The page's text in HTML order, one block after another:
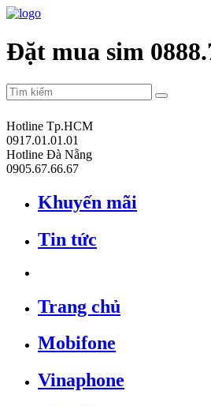
Đặt mua sim
Hotline Tp.HCM
0917.01.01.01
Hotline Đà Nẵng
0905.67.66.67
Khuyến mãi
Tin tức
Trang chủ
Mobifone
Vinaphone